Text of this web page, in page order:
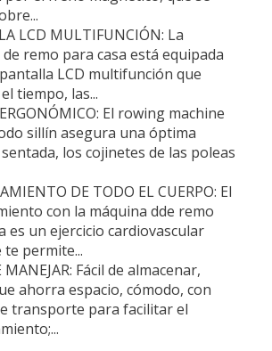
LCD MULTIFUNCIÓN: La
remo para casa está equipada
LCD multifunción que
tiempo, las...
El rowing machine
sillín asegura una óptima
los cojinetes de las poleas
DE TODO EL CUERPO: El
con la máquina dde remo
es un ejercicio cardiovascular
te permite...
MANEJAR: Fácil de almacenar,
ahorra espacio, cómodo, con
transporte para facilitar el